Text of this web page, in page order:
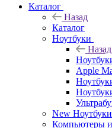
Каталог
Назад
Каталог
Ноутбуки
Назад
Apple
New Ноутбуки
Компьютеры